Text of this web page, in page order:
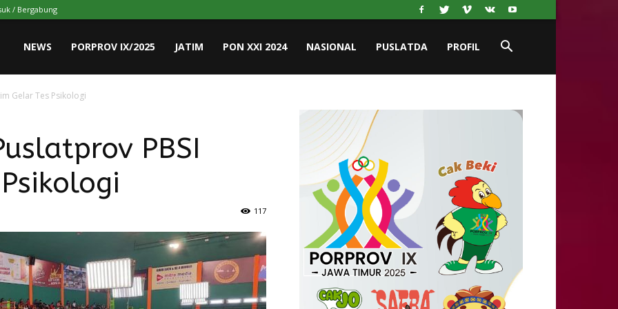
/ Bergabung
NEWS PORPROV IX/2025 JATIM PON XXI 2024 NASIONAL PUSLATDA PROFIL
Gelar Tes Psikologi
PBSI
117